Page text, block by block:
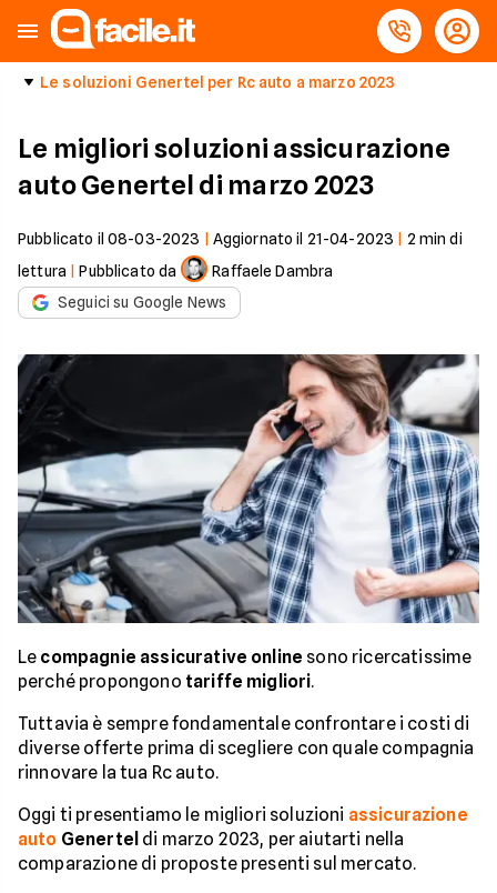
Le soluzioni Genertel per Rc auto a marzo 2023
Le migliori soluzioni assicurazione
auto Genertel di marzo 2023
Pubblicato il 08-03-2023 Aggiornato il 21-04-2023 2 min di
lettura |Pubblicato da
Raffaele Dambra
Seguici su Google News
Le compagnie assicurative online sono ricercatissime
perché propongono tariffe migliori.
Tuttavia è sempre fondamentale confrontare i costi di
diverse offerte prima di scegliere con quale compagnia
rinnovare la tua Rc auto.
Oggi ti presentiamo le migliori soluzioni assicurazione
auto Genertel di marzo 2023, per aiutarti nella
comparazione di proposte presenti sul mercato.